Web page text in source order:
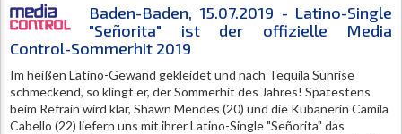
Baden-Baden, 15.07.2019 - Latino-Single
"Señorita" ist der offizielle Media
Control-Sommerhit 2019
Im heißen Latino-Gewand gekleidet und nach Tequila Sunrise
schmeckend, so klingt er, der Sommerhit des Jahres! Spätestens
beim Refrain wird klar, Shawn Mendes (20) und die Kubanerin Camila
Cabello (22) liefern uns mit ihrer Latino-Single "Señorita" das